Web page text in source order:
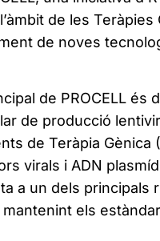
de les Teràpies
de noves
de PROCELL
de producció
de Teràpia Gènica
virals i ADN
a un dels principals
els